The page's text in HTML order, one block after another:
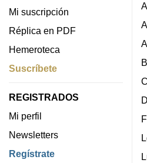
Mi suscripción
Réplica en PDF
Hemeroteca
Suscríbete
REGISTRADOS
Mi perfil
Newsletters
Regístrate